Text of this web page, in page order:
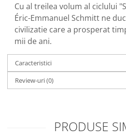
Cu al treilea volum al ciclului
Éric-Emmanuel Schmitt ne
civilizatie care a prosperat
mii de ani.
Caracteristici
Review-uri(0)
PRODUSE